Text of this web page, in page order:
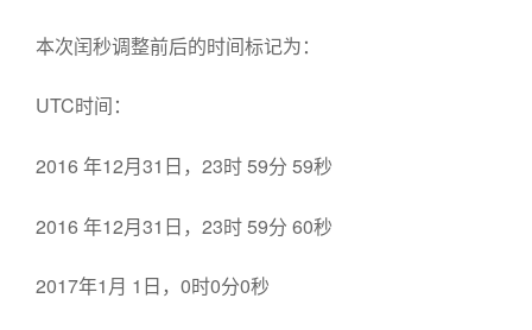
本次闰秒调整前后的时间标记为：
UTC时间：
2016 年12月31日，23时 59分 59秒
2016 年12月31日，23时 59分 60秒
2017年1月 1日，0时0分0秒